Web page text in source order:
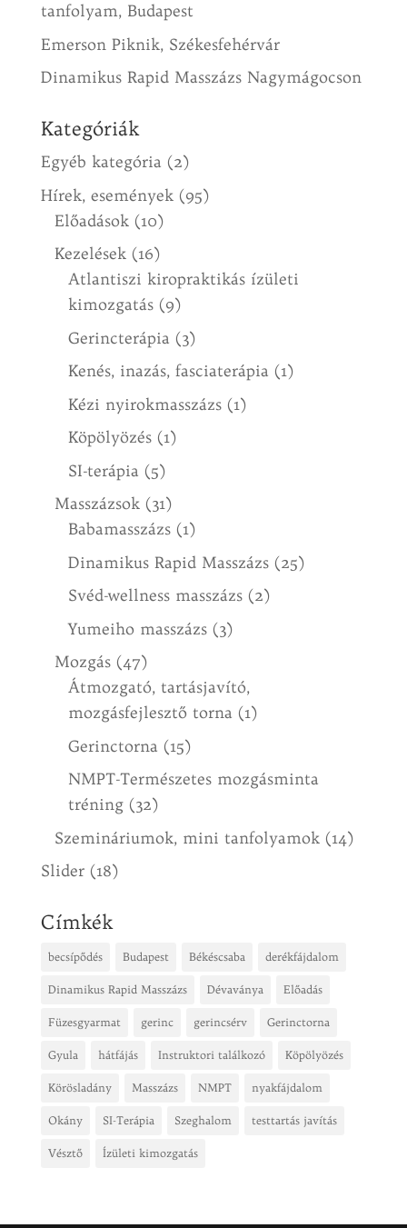
tanfolyam, Budapest
Emerson Piknik, Székesfehérvár
Dinamikus Rapid Masszázs Nagymágocson
Kategóriák
Egyéb kategória (2)
Hírek, események (95)
Előadások (10)
Kezelések(16)
Atlantiszi kiropraktikás ízületi
kimozgatás(9)
Gerincterápia (3)
Kenés, inazás, fasciaterápia (1)
Kézi nyirokmasszázs(1)
Köpölyözés(1)
SI-terápia (5)
Masszázsok(31)
Babamasszázs(1)
Dinamikus Rapid Masszázs(25)
Svéd-wellness masszázs(2)
Yumeiho masszázs(3)
Mozgás(47)
Átmozgató, tartásjavító,
mozgásfejlesztő torna (1)
Gerinctorna (15)
NMPT-Természetes mozgásminta
tréning(32)
Szemináriumok, mini tanfolyamok (14)
Slider(18)
Címkék
becsípődés Budapest Békéscsaba derékfájdalom
Dinamikus Rapid Masszázs Dévaványa Előadás
Füzesgyarmat gerinc gerincsérv Gerinctorna
Gyula hátfájás Instruktori találkozó Köpölyözés
Körösladány Masszázs NMPT nyakfájdalom
Okány SI-Terápia Szeghalom testtartás javítás
Vésztő Ízületi kimozgatás